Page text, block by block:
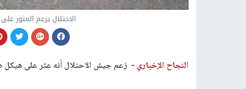
الاحتلال يزعم العثور
النجاح الإخباري - زعم جيش الاحتلال أنه عثر على